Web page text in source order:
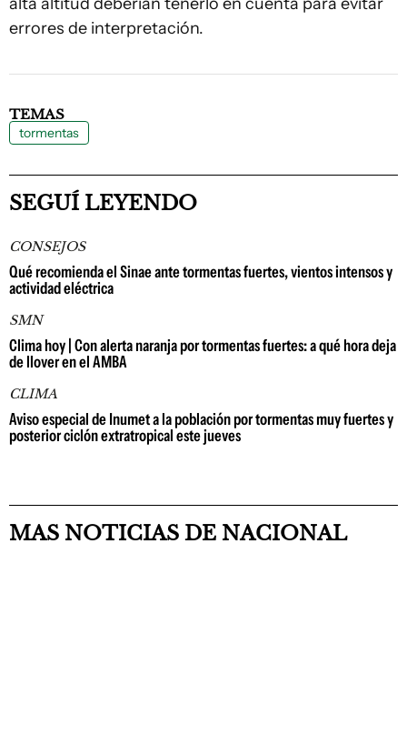
errores de interpretación.
TEMAS
tormentas
SEGUÍ LEYENDO
CONSEJOS
Qué recomienda el Sinae ante tormentas fuertes, vientos intensos y
actividad eléctrica
SMN
Clima hoy | Con alerta naranja por tormentas fuertes: a qué hora deja
de llover en el AMBA
CLIMA
Aviso especial de Inumet a la población por tormentas muy fuertes y
posterior ciclón extratropical este jueves
MAS NOTICIAS DE NACIONAL